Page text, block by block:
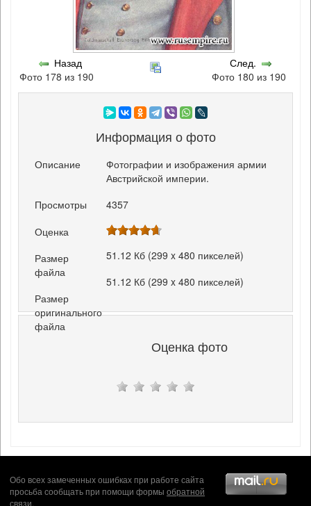
Назад
Фото 178 из 190
След.
Фото 180 из 190
Информация о фото
Описание
Фотографии и изображения армии
Австрийской империи.
Просмотры
4357
Оценка
Размер
файла
51.12 Кб (299 x 480 пикселей)
Размер
оригинального
файла
51.12 Кб (299 x 480 пикселей)
Оценка фото
Обо всех замеченных ошибках при работе сайта
просьба сообщать при помощи формы обратной
связи.